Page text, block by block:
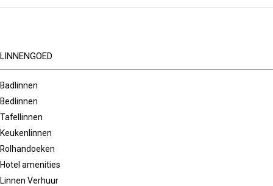
LINNENGOED
Badlinnen
Bedlinnen
Tafellinnen
Keukenlinnen
Rolhandoeken
Hotel amenities
Linnen Verhuur